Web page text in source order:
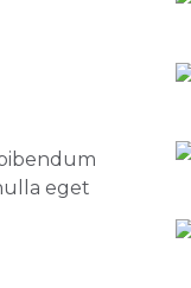
eget